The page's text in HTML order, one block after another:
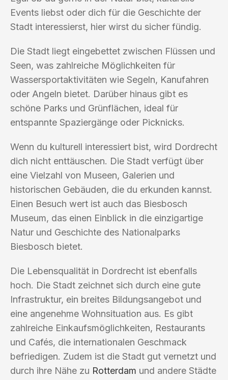
Events liebst oder dich für die Geschichte der
Stadt interessierst, hier wirst du sicher fündig.
Die Stadt liegt eingebettet zwischen Flüssen und
Seen, was zahlreiche Möglichkeiten für
Wassersportaktivitäten wie Segeln, Kanufahren
oder Angeln bietet. Darüber hinaus gibt es
schöne Parks und Grünflächen, ideal für
entspannte Spaziergänge oder Picknicks.
Wenn du kulturell interessiert bist, wird Dordrecht
dich nicht enttäuschen. Die Stadt verfügt über
eine Vielzahl von Museen, Galerien und
historischen Gebäuden, die du erkunden kannst.
Einen Besuch wert ist auch das Biesbosch
Museum, das einen Einblick in die einzigartige
Natur und Geschichte des Nationalparks
Biesbosch bietet.
Die Lebensqualität in Dordrecht ist ebenfalls
hoch. Die Stadt zeichnet sich durch eine gute
Infrastruktur, ein breites Bildungsangebot und
eine angenehme Wohnsituation aus. Es gibt
zahlreiche Einkaufsmöglichkeiten, Restaurants
und Cafés, die internationalen Geschmack
befriedigen. Zudem ist die Stadt gut vernetzt und
durch ihre Nähe zu Rotterdam und andere Städte